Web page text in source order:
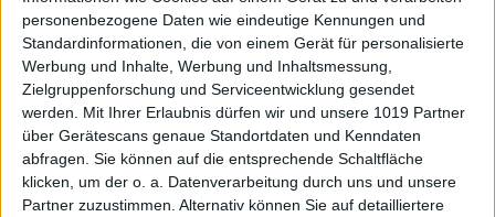
personenbezogene Daten wie eindeutige Kennungen und
Standardinformationen, die von einem Gerät für personalisierte
Werbung und Inhalte, Werbung und Inhaltsmessung,
Zielgruppenforschung und Serviceentwicklung gesendet
werden.
Mit Ihrer Erlaubnis dürfen wir und unsere 1019 Partner
über Gerätescans genaue Standortdaten und Kenndaten
abfragen. Sie können auf die entsprechende Schaltfläche
klicken, um der o. a. Datenverarbeitung durch uns und unsere
Partner zuzustimmen. Alternativ können Sie auf detailliertere